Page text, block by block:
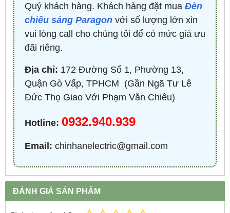
Quý khách hàng. Khách hàng đặt mua Đèn
chiếu sáng Paragon với số lượng lớn xin
vui lòng call cho chúng tôi để có mức giá ưu
đãi riêng.
Địa chỉ: 172 Đường Số 1, Phường 13,
Quận Gò Vấp, TPHCM ​ (Gần Ngã Tư Lê
Đức Thọ Giao Với Phạm Văn Chiêu)
Hotline: 0932.940.939
Email: chinhanelectric@gmail.com
ĐÁNH GIÁ SẢN PHẨM